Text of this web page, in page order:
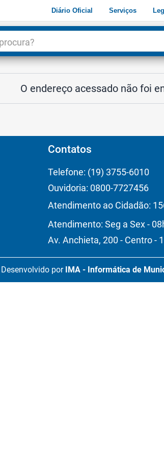
Diário Oficial Serviços
O endereço acessado não foi
Contatos
Telefone: (19) 3755-6010
Ouvidoria: 0800-7727456
Atendimento ao Cidadão:
Atendimento: Seg a Sex -
Av. Anchieta, 200 - Centro -
Desenvolvido por IMA - Informática de